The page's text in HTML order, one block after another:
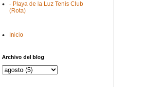
- Playa de la Luz Tenis Club
(Rota)
Inicio
Archivo del blog